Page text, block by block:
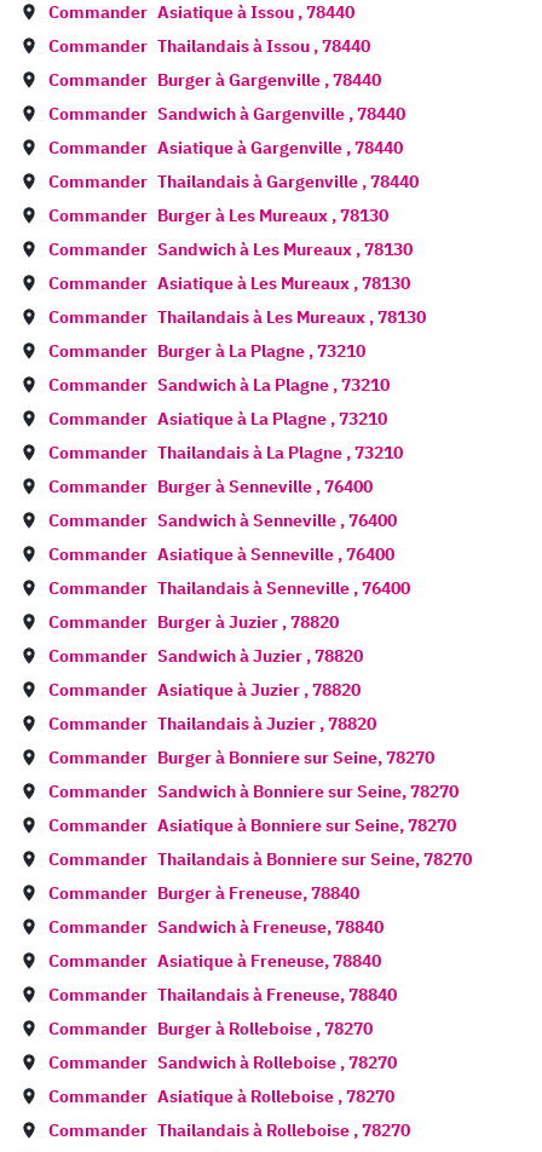
Commander Asiatique àIssou ,78440
Commander Thailandais àIssou ,78440
Commander Burger àGargenville ,78440
Commander Sandwich àGargenville ,78440
Commander Asiatique àGargenville ,78440
Commander Thailandais àGargenville ,78440
Commander Burger à Les Mureaux ,78130
Commander Sandwich à Les Mureaux ,78130
Commander Asiatique à Les Mureaux ,78130
Commander Thailandais à Les Mureaux ,78130
Commander Burger à La Plagne ,73210
Commander Sandwich à La Plagne ,73210
Commander Asiatique à La Plagne ,73210
Commander Thailandais à La Plagne ,73210
Commander Burger àSenneville ,76400
Commander Sandwich àSenneville ,76400
Commander Asiatique àSenneville ,76400
Commander Thailandais àSenneville ,76400
Commander Burger àJuzier ,78820
Commander Sandwich àJuzier ,78820
Commander Asiatique àJuzier ,78820
Commander Thailandais àJuzier ,78820
Commander Burger à Bonniere sur Seine,78270
Commander Sandwich à Bonniere sur Seine,78270
Commander Asiatique à Bonniere sur Seine,78270
Commander Thailandais à Bonniere sur Seine,78270
Commander Burger à Freneuse,78840
Commander Sandwich à Freneuse,78840
Commander Asiatique à Freneuse,78840
Commander Thailandais à Freneuse,78840
Commander Burger à Rolleboise ,78270
Commander Sandwich à Rolleboise ,78270
Commander Asiatique à Rolleboise ,78270
Commander Thailandais à Rolleboise ,78270